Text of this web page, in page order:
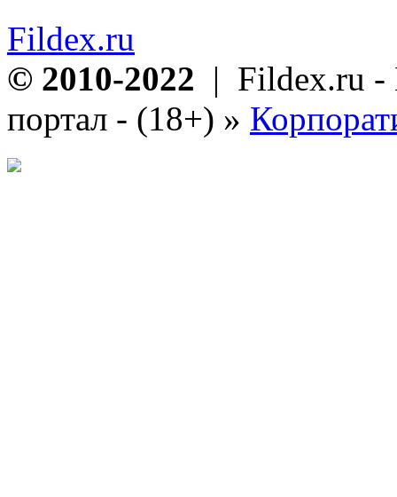
Fildex.ru
© 2010-2022 | Fildex.ru -
портал - (18+) »